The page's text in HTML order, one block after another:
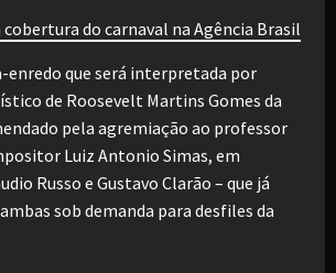
cobertura do carnaval na Agência Brasil
enredo que será interpretada por
de Roosevelt Martins Gomes da
pela agremiação ao professor
Luiz Antonio Simas, em
Russo e Gustavo Clarão – que já
sob demanda para desfiles da